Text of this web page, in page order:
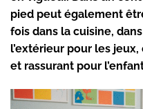
pied peut également
fois dans la cuisine,
l’extérieur pour les
et rassurant pour